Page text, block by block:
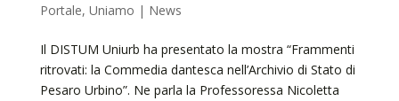
Portale, Uniamo | News
Il DISTUM Uniurb ha presentato la mostra “Frammenti
ritrovati: la Commedia dantesca nell’Archivio di Stato di
Pesaro Urbino”. Ne parla la Professoressa Nicoletta